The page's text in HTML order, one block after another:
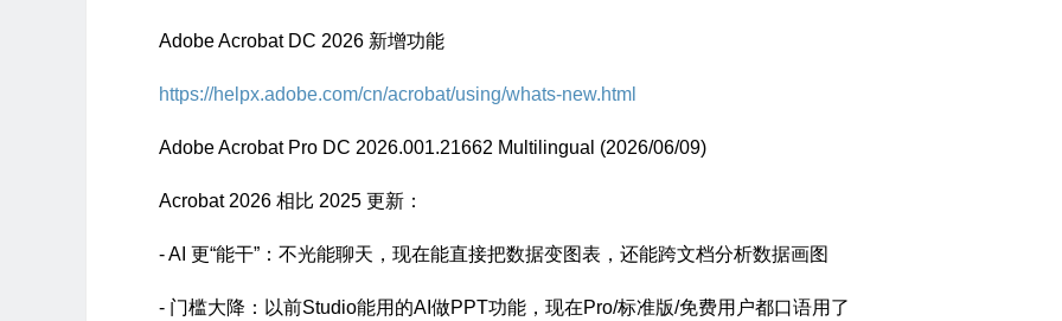
Adobe Acrobat DC 2026 新增功能
https://helpx.adobe.com/cn/acrobat/using/whats-new.html
Adobe Acrobat Pro DC 2026.001.21662 Multilingual (2026/06/09)
Acrobat 2026 相比 2025 更新：
- AI 更“能干”：不光能聊天，现在能直接把数据变图表，还能跨文档分析数据画图
- 门槛大降：以前Studio能用的AI做PPT功能，现在Pro/标准版/免费用户都口语用了